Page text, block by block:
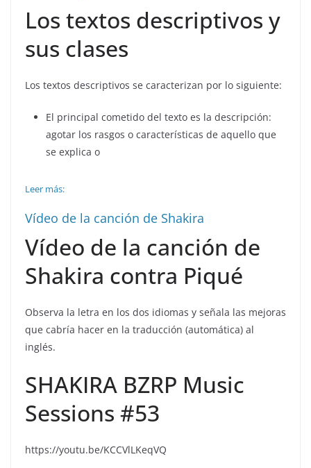
Los textos descriptivos y
sus clases
Los textos descriptivos se caracterizan por lo siguiente:
El principal cometido del texto es la descripción:
agotar los rasgos o características de aquello que
se explica o
Leer más:
Vídeo de la canción de Shakira
Vídeo de la canción de
Shakira contra Piqué
Observa la letra en los dos idiomas y señala las mejoras
que cabría hacer en la traducción (automática) al
inglés.
SHAKIRA BZRP Music
Sessions #53
https://youtu.be/KCCVlLKeqVQ